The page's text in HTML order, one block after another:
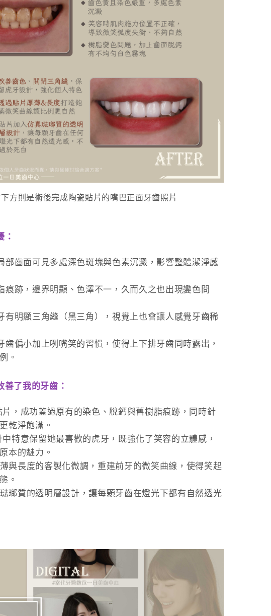
方則是術後完成陶瓷貼片的嘴巴正面牙齒照片
：
齒面可見多處深色斑塊與色素沉澱，影響整體潔淨感
跡，邊界明顯、色澤不一，久而久之也出現變色問
明顯三角縫（黑三角），視覺上也會讓人感覺牙齒稀
偏小加上咧嘴笑的習慣，使得上下排牙齒同時露出，
。
了我的牙齒：
，成功蓋過原有的染色、脫鈣與舊樹脂痕跡，同時針
乾淨飽滿。
特意保留她最喜歡的虎牙，既強化了笑容的立體感，
本的魅力。
與長度的客製化微調，重建前牙的微笑曲線，使得笑起
。
瑯質的透明層設計，讓每顆牙齒在燈光下都有自然透光